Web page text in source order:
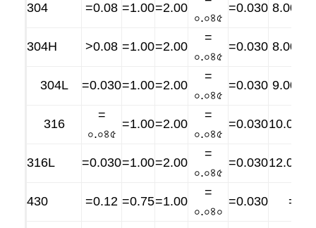
কারখানা ভ্রমণ
মান নিয়ন্ত্রণ
স্টেইনলেস স্টীল জাল বেল্ট
304 =0.08 =1.00=2.00
০.০৪৫
=0.030
304H >0.08 =1.00=2.00
=
০.০৪৫
=0.030
304L =0.030=1.00=2.00
=
০.০৪৫
=0.030
316
=
০.০৪৫
=1.00=2.00
=
০.০৪৫
=0.030
316L =0.030=1.00=2.00
=
০.০৪৫
=0.030
430 =0.12 =0.75=1.00
=
০.০৪০
=0.030